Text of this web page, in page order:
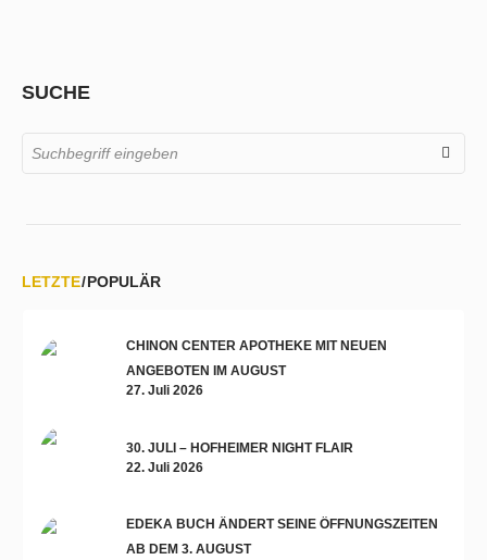
SUCHE
LETZTE POPULÄR
CHINON CENTER APOTHEKE MIT NEUEN
ANGEBOTEN IM AUGUST
27. Juli 2026
30. JULI – HOFHEIMER NIGHT FLAIR
22. Juli 2026
EDEKA BUCH ÄNDERT SEINE ÖFFNUNGSZEITEN
AB DEM 3. AUGUST